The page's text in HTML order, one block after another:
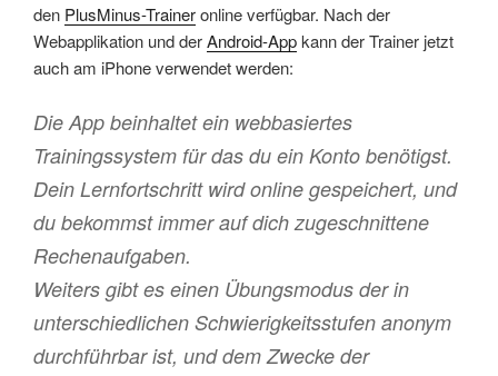
den PlusMinus-Traineronline verfügbar. Nach der
Webapplikation und derAndroid-Appkann der Trainer jetzt
auch am iPhone verwendet werden:
Die App beinhaltet ein webbasiertes
Trainingssystem für das du ein Konto benötigst.
Dein Lernfortschritt wird online gespeichert, und
du bekommst immer auf dich zugeschnittene
Rechenaufgaben.
Weiters gibt es einen Übungsmodus der in
unterschiedlichen Schwierigkeitsstufen anonym
durchführbar ist, und dem Zwecke der